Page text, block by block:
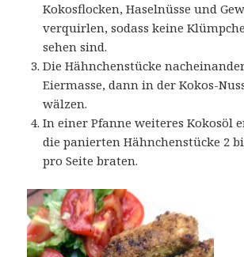
Kokosflocken, Haselnüsse und
verquirlen, sodass keine
sehen sind.
Die Hähnchenstücke
Eiermasse, dann in der Kokos-
wälzen.
In einer Pfanne weiteres Kokosöl
die panierten Hähnchenstücke 2
pro Seite braten.